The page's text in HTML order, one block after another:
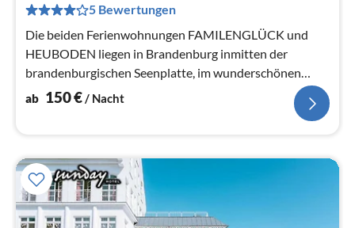
5 Bewertungen
Die beiden Ferienwohnungen FAMILENGLÜCK und
HEUBODEN liegen in Brandenburg inmitten der
brandenburgischen Seenplatte, im wunderschönen
Weihnachtsort Himmelpfort.
ab 150€/ Nacht